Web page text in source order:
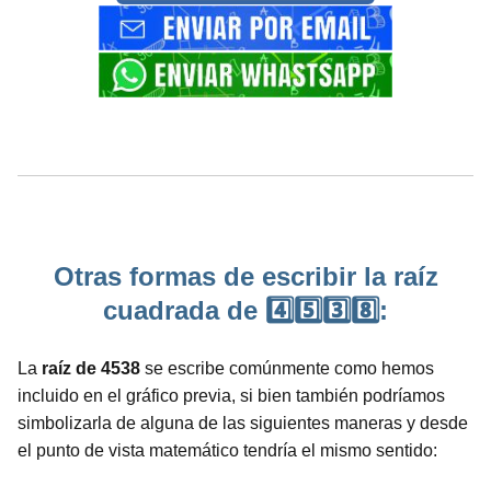
Otras formas de escribir la raíz
cuadrada de 4️⃣5️⃣3️⃣8️⃣:
La raíz de 4538 se escribe comúnmente como hemos
incluido en el gráfico previa, si bien también podríamos
simbolizarla de alguna de las siguientes maneras y desde
el punto de vista matemático tendría el mismo sentido: